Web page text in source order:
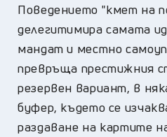
Поведението "кмет на
делегитимира самата
мандат и местно
превръща престижния
резервен вариант, в
буфер, където се
раздаване на картите